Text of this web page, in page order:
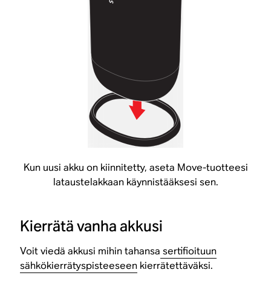
Kun uusi akku on kiinnitetty, aseta Move-tuotteesi
lataustelakkaan käynnistääksesi sen.
Kierrätä vanha akkusi
Voit viedä akkusi mihin tahansa sertifioituun
sähkökierrätyspisteeseen kierrätettäväksi.